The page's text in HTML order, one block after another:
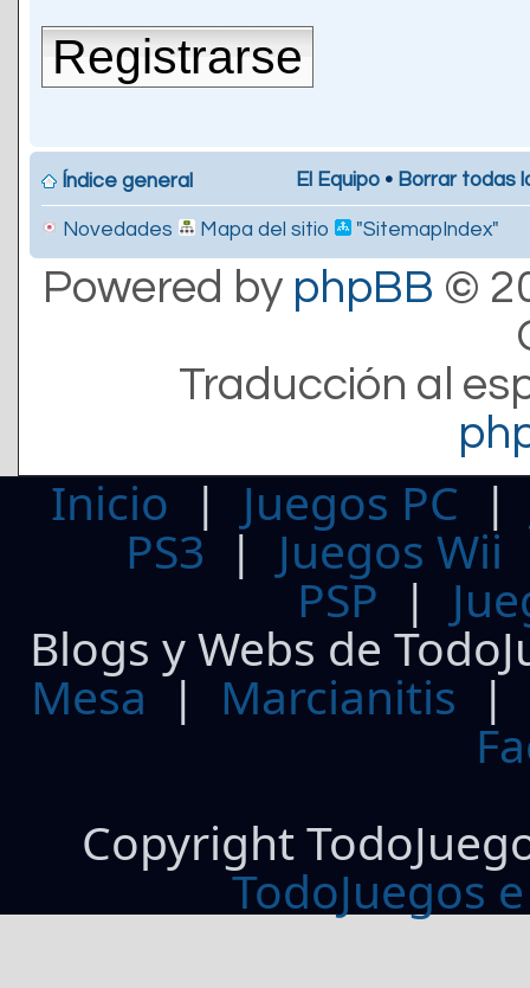
Registrarse
Índice general El Equipo • Borrar todas
Novedades Mapa del sitio "SitemapIndex"
Powered by phpBB ©
Traducción al
Inicio | Juegos PC
PS3| Juegos Wii
PSP |
Blogs y Webs de
Mesa | Marcianitis |
Copyright
TodoJuegos